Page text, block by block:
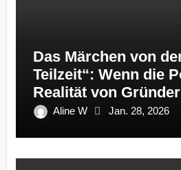
Das Märchen von
Teilzeit“: Wenn die
Realität von
ignoriert
Aline W Jan. 28, 2026